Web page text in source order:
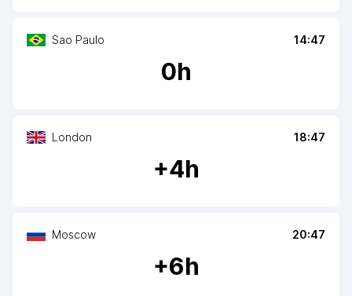
Sao Paulo 14:47
0h
London 18:47
+4h
Moscow 20:47
+6h